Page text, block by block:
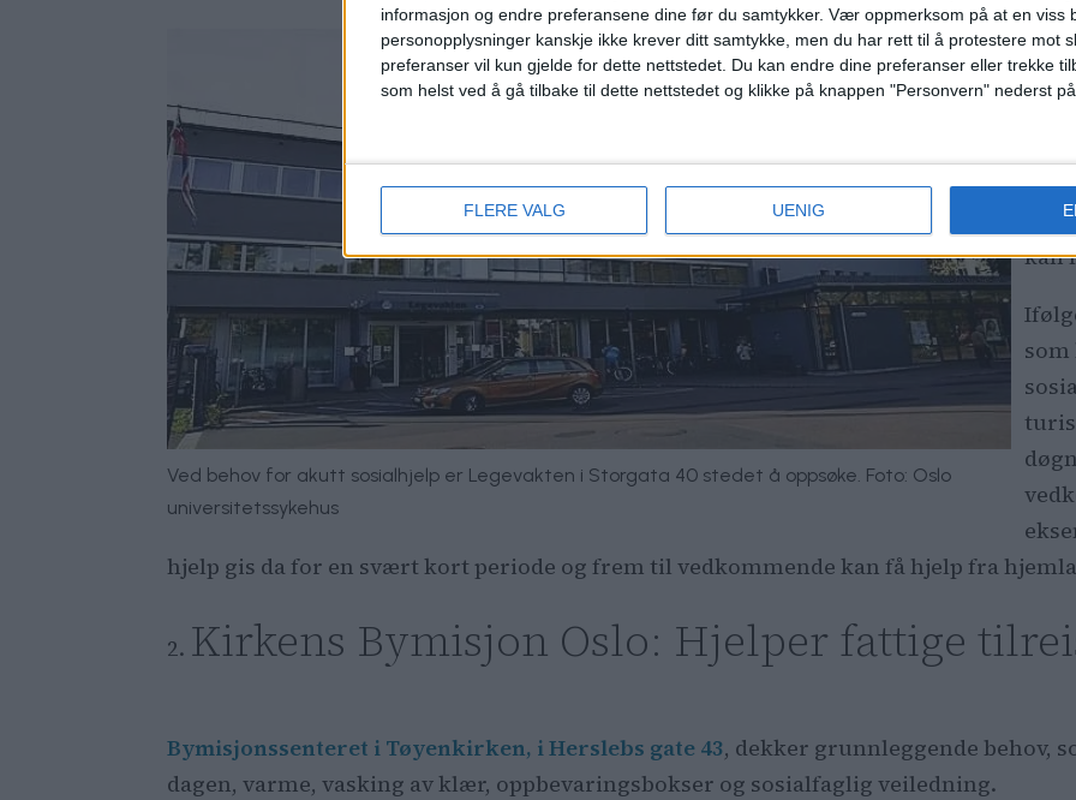
informasjon og endre preferansene dine før du samtykker. Vær oppmerksom på at en viss
personopplysninger kanskje ikke krever ditt samtykke, men du har rett til å protestere mot
preferanser vil kun gjelde for dette nettstedet. Du kan endre dine preferanser eller trekke
som helst ved å gå tilbake til dette nettstedet og klikke på knappen "Personvern" nederst på
FLERE VALG UENIG
Ved behov for akutt sosialhjelp er Legevakten i Storgata 40 stedet å oppsøke. Foto: Oslo
universitetssykehus
kan
hjelp gis da for en svært kort periode og frem til vedkommende kan få hjelp fra
Kirkens Bymisjon Oslo: Hjelper fattige
Bymisjonssenteret i Tøyenkirken, i Herslebs gate 43, dekker grunnleggende behov,
dagen, varme, vasking av klær, oppbevaringsbokser og sosialfaglig veiledning.